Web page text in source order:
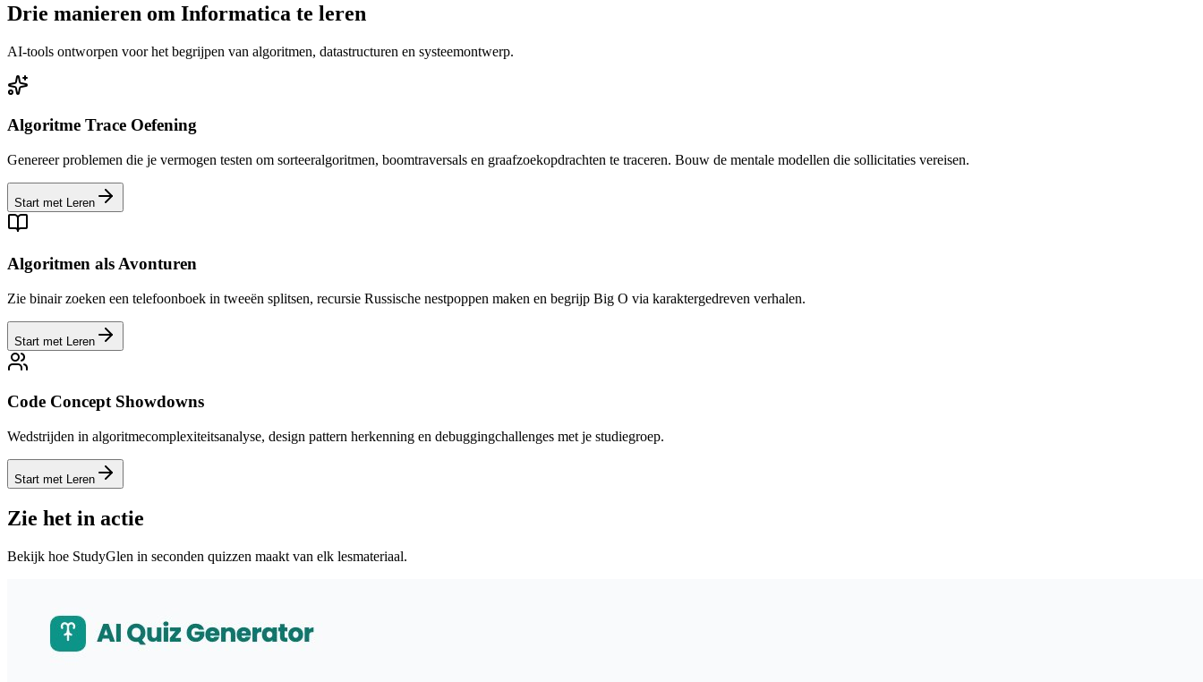
Drie manieren om Informatica te leren
AI-tools ontworpen voor het begrijpen van algoritmen, datastructuren en systeemontwerp.
Algoritme Trace Oefening
Genereer problemen die je vermogen testen om sorteeralgoritmen, boomtraversals en graafzoekopdrachten te traceren. Bouw de mentale modellen die sollicitaties vereisen.
Start met Leren
Algoritmen als Avonturen
Zie binair zoeken een telefoonboek in tweeën splitsen, recursie Russische nestpoppen maken en begrijp Big O via karaktergedreven verhalen.
Start met Leren
Code Concept Showdowns
Wedstrijden in algoritmecomplexiteitsanalyse, design pattern herkenning en debuggingchallenges met je studiegroep.
Start met Leren
Zie het in actie
Bekijk hoe StudyGlen in seconden quizzen maakt van elk lesmateriaal.